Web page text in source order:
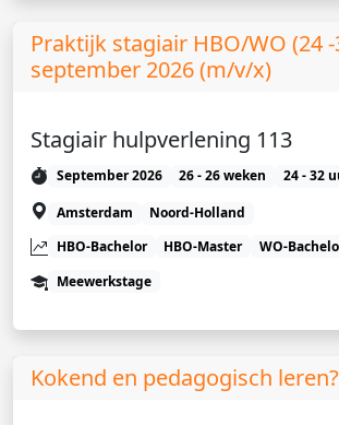
Praktijk stagiair HBO/WO (24
september 2026 (m/v/x)
Stagiair hulpverlening 113
September 2026 26 - 26 weken
24 - 32
Amsterdam
Noord-Holland
HBO-Bachelor
HBO-Master
WO-
Meewerkstage
Kokend en pedagogisch